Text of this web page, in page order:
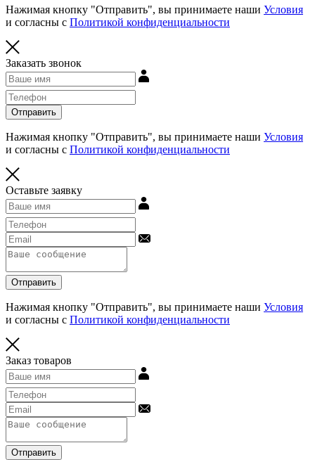
Нажимая кнопку "Отправить", вы принимаете наши Условия
и согласны с Политикой конфиденциальности
Заказать звонок
Отправить
Нажимая кнопку "Отправить", вы принимаете наши Условия
и согласны с Политикой конфиденциальности
Оставьте заявку
Отправить
Нажимая кнопку "Отправить", вы принимаете наши Условия
и согласны с Политикой конфиденциальности
Заказ товаров
Отправить